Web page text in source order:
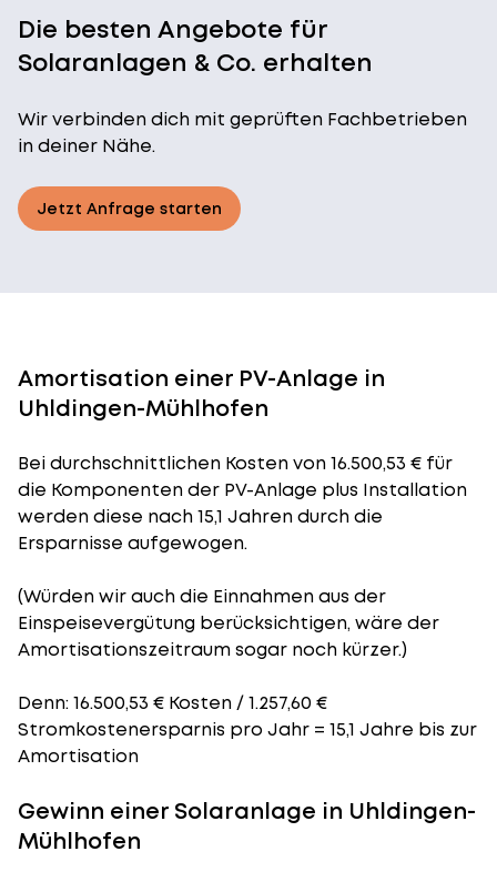
Die besten Angebote für
Solaranlagen & Co. erhalten
Wir verbinden dich mit geprüften Fachbetrieben
in deiner Nähe.
Jetzt Anfrage starten
Amortisation einer PV-Anlage in
Uhldingen-Mühlhofen
Bei durchschnittlichen Kostenvon 16.500,53 € für
die Komponenten der PV-Anlage plus Installation
werden diese nach 15,1 Jahren durch die
Ersparnisse aufgewogen.
(Würden wir auch die Einnahmen aus der
Einspeisevergütung berücksichtigen, wäre der
Amortisationszeitraumsogar noch kürzer.)
Denn: 16.500,53 € Kosten / 1.257,60 €
Stromkostenersparnis pro Jahr = 15,1 Jahre bis zur
Amortisation
Gewinn einer Solaranlage in Uhldingen-
Mühlhofen